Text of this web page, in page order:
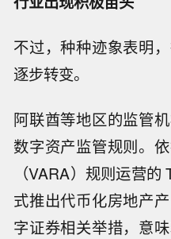
不过，种种迹象表明
逐步转变。
阿联酋等地区的监管
数字资产监管规则。
（VARA）规则运营
式推出代币化房地产
字证券相关举措，意